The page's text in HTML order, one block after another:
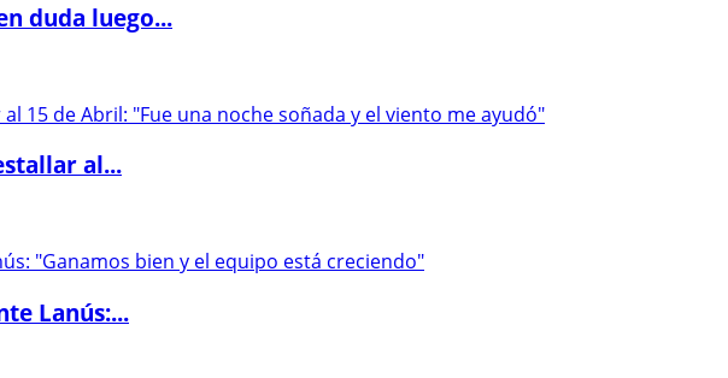
duda luego...
al...
Lanús:...